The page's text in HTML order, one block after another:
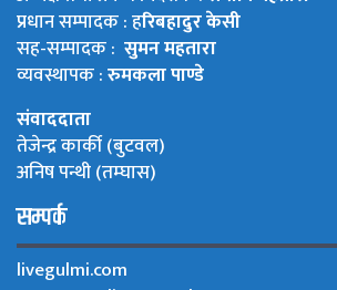
प्रधान सम्पादक : हरिबहादुर केसी
सह-सम्पादक : सुमन महतारा
व्यवस्थापक :रुमकला पाण्डे
संवाददाता
तेजेन्द्र कार्की (बुटवल)
अनिष पन्थी (तम्घास)
सम्पर्क
livegulmi.com